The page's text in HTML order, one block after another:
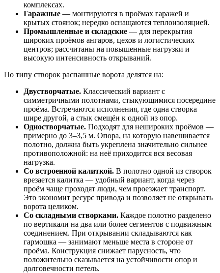
комплексах.
Гаражные — монтируются в проёмах гаражей и
крытых стоянок; нередко оснащаются теплоизоляцией.
Промышленные и складские — для перекрытия
широких проёмов ангаров, цехов и логистических
центров; рассчитаны на повышенные нагрузки и
высокую интенсивность открываний.
По типу створок распашные ворота делятся на:
Двустворчатые. Классический вариант с
симметричными полотнами, стыкующимися посередине
проёма. Встречаются исполнения, где одна створка
шире другой, а стык смещён к одной из опор.
Одностворчатые. Подходят для нешироких проёмов —
примерно до 3–3,5 м. Опора, на которую навешивается
полотно, должна быть укреплена значительно сильнее
противоположной: на неё приходится вся весовая
нагрузка.
Со встроенной калиткой. В полотно одной из створок
врезается калитка — удобный вариант, когда через
проём чаще проходят люди, чем проезжает транспорт.
Это экономит ресурс привода и позволяет не открывать
ворота целиком.
Со складными створками. Каждое полотно разделено
по вертикали на два или более сегментов с подвижным
соединением. При открывании складываются как
гармошка — занимают меньше места в стороне от
проёма. Конструкция снижает парусность, что
положительно сказывается на устойчивости опор и
долговечности петель.